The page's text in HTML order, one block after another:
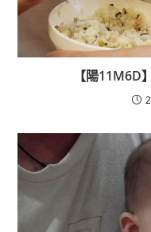
【陽11M6D